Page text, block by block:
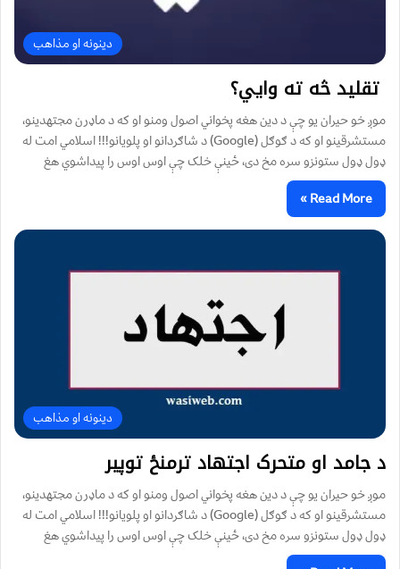
دینونه او مذاهب
تقلید څه ته وايي؟
موږ خو حیران یو چې د دین هغه پخواني اصول ومنو او که د ماډرن مجتهدینو،
مستشرقینو او که د ګوګل (Google) د شاګردانو او پلویانو!!! اسلامي امت له
ډول ډول ستونزو سره مخ دی، ځینې خلک چې اوس اوس را پيداشوي هغ
Read More »
دینونه او مذاهب
د جامد او متحرک اجتهاد ترمنځ توپیر
موږ خو حیران یو چې د دین هغه پخواني اصول ومنو او که د ماډرن مجتهدینو،
مستشرقینو او که د ګوګل (Google) د شاګردانو او پلویانو!!! اسلامي امت له
ډول ډول ستونزو سره مخ دی، ځینې خلک چې اوس اوس را پيداشوي هغ